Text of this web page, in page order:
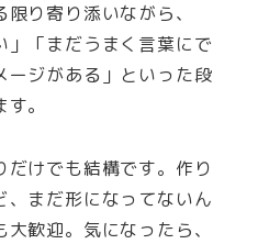
り寄り添いながら、
」「まだうまく言葉にで
ージがある」といった段
。
だけでも結構です。作り
、まだ形になってないん
歓迎。気になったら、